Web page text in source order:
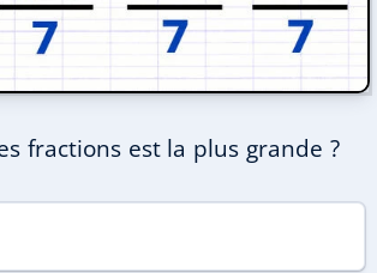
fractions est la plus grande ?